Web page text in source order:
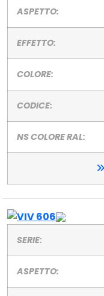
ASPETTO:
EFFETTO:
COLORE:
CODICE:
NS COLORE RAL:
SERIE:
ASPETTO: